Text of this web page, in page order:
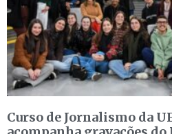
Curso de Jornalismo da